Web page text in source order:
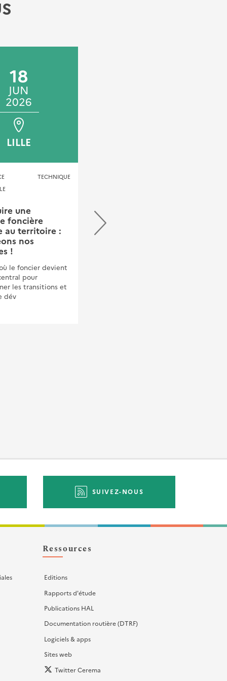
18
JUN
2026
LILLE
TECHNIQUE
une
foncière
au territoire :
nos
!
le foncier devient
pour
les transitions et
dév
Journées Risques &
Territoires 2026 : Trop
SUIVEZ-NOUS
Ressources
Editions
Rapports d'étude
Publications HAL
Documentation routière (DTRF)
Logiciels & apps
Sites web
Twitter Cerema